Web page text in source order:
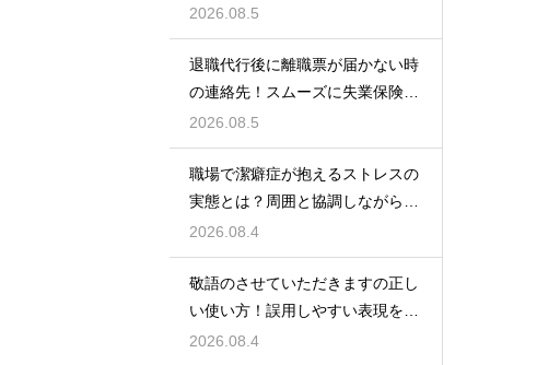
いための術
2026.08.5
退職代行後に離職票が届かない時
の連絡先！スムーズに失業保険を
もらう術
2026.08.5
職場で潔癖症が抱えるストレスの
実態とは？周囲と協調しながら快
適に働く術
2026.08.4
敬語のさせていただきますの正し
い使い方！誤用しやすい表現を理
解する術
2026.08.4